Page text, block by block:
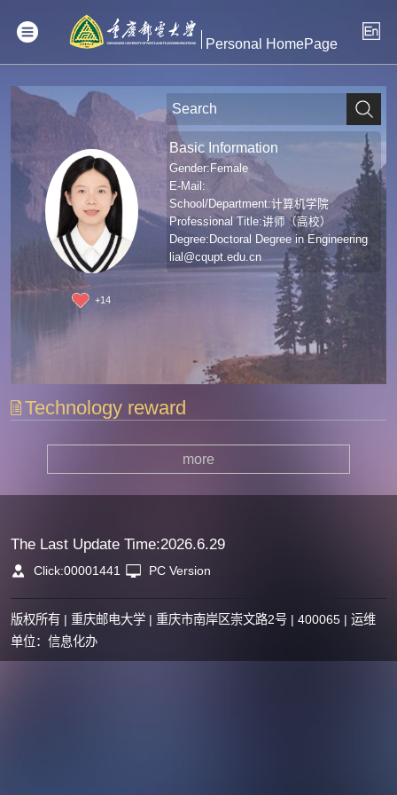
Personal HomePage
+14
Basic Information
Gender:Female
E-Mail:
School/Department:计算机学院
Professional Title:讲师（高校）
Degree:Doctoral Degree in Engineering
lial@cqupt.edu.cn
Technology reward
more
The Last Update Time:2026.6.29
Click:00001441 PC Version
版权所有 | 重庆邮电大学 | 重庆市南岸区崇文路2号 | 400065 | 运维
单位：信息化办